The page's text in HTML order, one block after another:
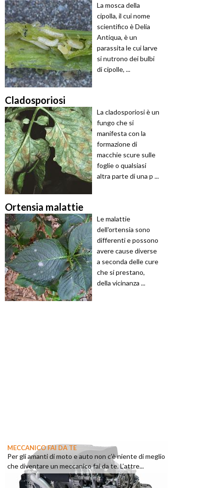
La mosca della
cipolla, il cui nome
scientifico è Delia
Antiqua, è un
parassita le cui larve
si nutrono dei bulbi
di cipolle, ...
Cladosporiosi
La cladosporiosi è un
fungo che si
manifesta con la
formazione di
macchie scure sulle
foglie o qualsiasi
altra parte di una p ...
Ortensia malattie
Le malattie
dell'ortensia sono
differenti e possono
avere cause diverse
a seconda delle cure
che si prestano,
della vicinanza ...
MECCANICO FAI DA TE
Per gli amanti di moto e auto non c’è niente di meglio
che diventare un meccanico fai da te. L’attre...